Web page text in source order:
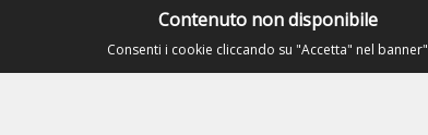
Contenuto non disponibile
Consenti i cookie cliccando su "Accetta" nel banner"